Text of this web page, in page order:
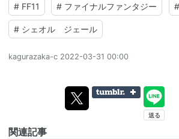
# FF11 # ファイナルファンタジー #
# シェオル ジェール
kagurazaka-c 2022-03-31 00:00
関連記事